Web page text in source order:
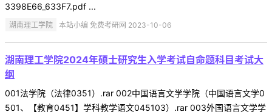
3398E66_633F7.pdf ...
湖南理工学院 本站小编 免费考研网 2023-10-06
湖南理工学院2024年硕士研究生入学考试自命题科目考试大
纲
001法学院（法律0351）.rar 002中国语言文学学院（中国语言文学0
501、【教育0451】学科教学语文045103）.rar 003外国语言文学学